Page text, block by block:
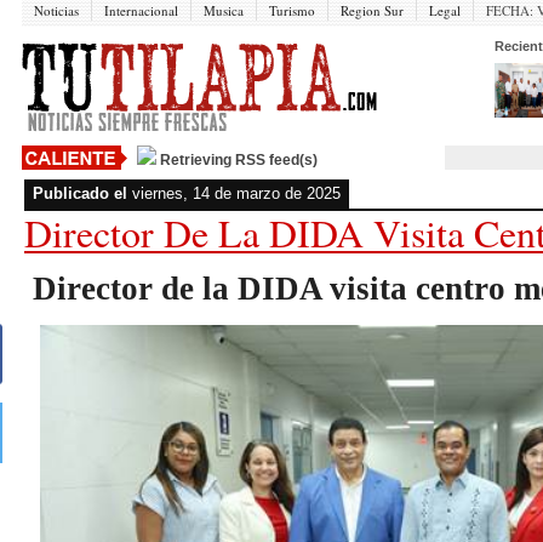
Noticias Internacional Musica Turismo Region Sur Legal FECHA:
Retrieving RSS feed(s)
Publicado el viernes, 14 de marzo de 2025
Director De La DIDA Visita
Director de la DIDA visita centro